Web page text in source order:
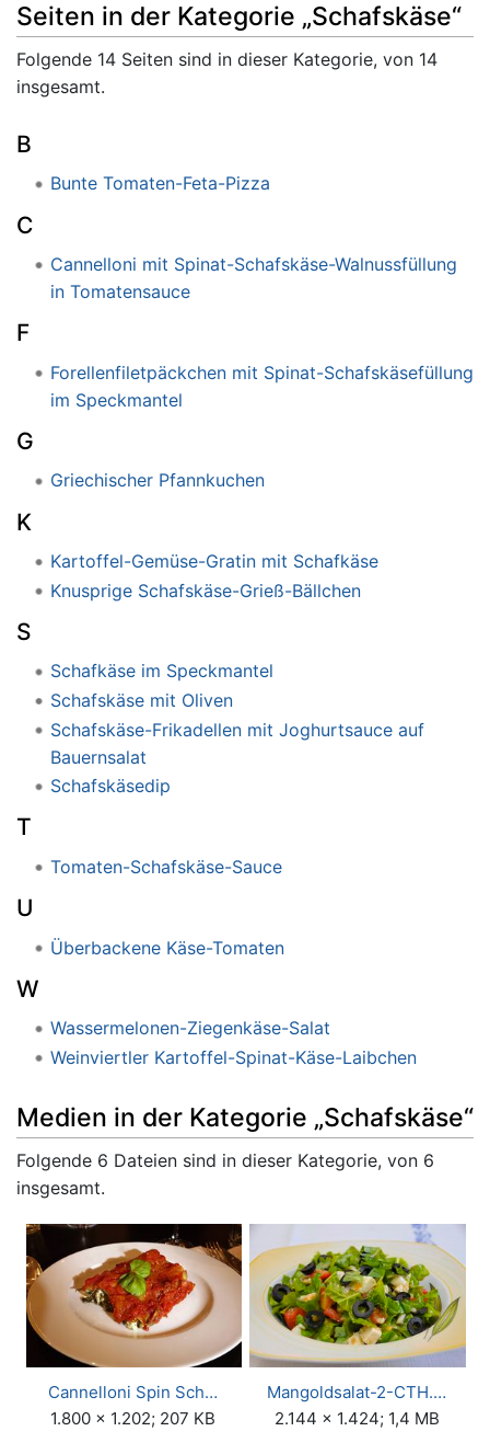
Seiten in der Kategorie „Schafskäse“
Folgende 14 Seiten sind in dieser Kategorie, von 14
insgesamt.
B
Bunte Tomaten-Feta-Pizza
C
Cannelloni mit Spinat-Schafskäse-Walnussfüllung
in Tomatensauce
F
Forellenfiletpäckchen mit Spinat-Schafskäsefüllung
im Speckmantel
G
Griechischer Pfannkuchen
K
Kartoffel-Gemüse-Gratin mit Schafkäse
Knusprige Schafskäse-Grieß-Bällchen
S
Schafkäse im Speckmantel
Schafskäse mit Oliven
Schafskäse-Frikadellen mit Joghurtsauce auf
Bauernsalat
Schafskäsedip
T
Tomaten-Schafskäse-Sauce
U
Überbackene Käse-Tomaten
W
Wassermelonen-Ziegenkäse-Salat
Weinviertler Kartoffel-Spinat-Käse-Laibchen
Medien in der Kategorie „Schafskäse“
Folgende 6 Dateien sind in dieser Kategorie, von 6
insgesamt.
Cannelloni Spin Sch…
1.800 × 1.202; 207 KB
Mangoldsalat-2-CTH.…
2.144 × 1.424; 1,4 MB